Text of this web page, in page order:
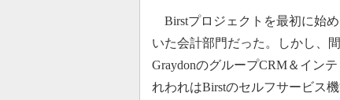
Birstプロジェクトを最初に始
いた会計部門だった。しかし、
GraydonのグループCRM＆イン
れわれはBirstのセルフサービス